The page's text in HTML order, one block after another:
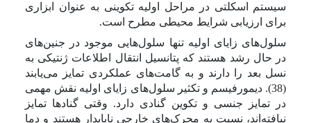
سیستم اسکلتی در مراحل اولیه تکوینی به عنوان ابزاری
برای ارزیابی شرایط محیطی مطرح است.
سلول‌های زایای اولیه تنها سلول‌هایی موجود در جنین‌های
در حال رشد هستند که پتانسیل انتقال اطلاعات ژنتیکی به
نسل بعد را دارند و به گامت‌های عملکردی تمایز می‌یابند
(38). دیمورفیسم و تکثیر سلول‌های زایای اولیه نقش مهمی
در تمایز جنسی و تکوین گنادی دارد. وقتی گنادها تمایز
نیافته‌اند، نسبت به محرک‌های خارجی ناپایدار هستند و دما